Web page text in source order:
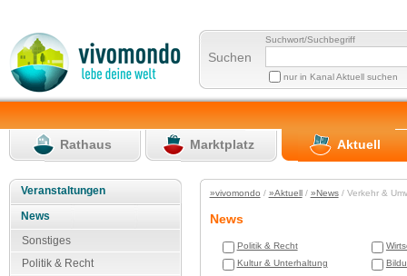
Suchen
Suchwort/Suchbegriff
nur in Kanal Aktuell suchen
Rathaus Marktplatz Aktuell
Veranstaltungen
News
Sonstiges
Politik & Recht
»vivomondo / »Aktuell/ »News/ Verkehr &
News
Politik & Recht
Kultur & Unterhaltung